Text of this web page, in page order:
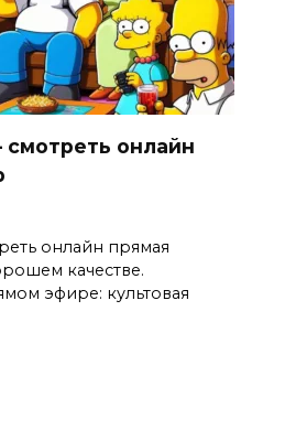
онлайн
онлайн прямая
качестве.
эфире: культовая